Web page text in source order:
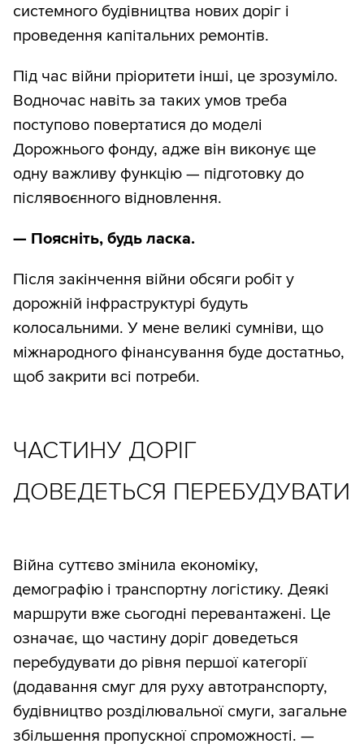
системного будівництва нових доріг і
проведення капітальних ремонтів.
Під час війни пріоритети інші, це зрозуміло.
Водночас навіть за таких умов треба
поступово повертатися до моделі
Дорожнього фонду, адже він виконує ще
одну важливу функцію — підготовку до
післявоєнного відновлення.
— Поясніть, будь ласка.
Після закінчення війни обсяги робіт у
дорожній інфраструктурі будуть
колосальними. У мене великі сумніви, що
міжнародного фінансування буде достатньо,
щоб закрити всі потреби.
ЧАСТИНУ ДОРІГ
ДОВЕДЕТЬСЯ ПЕРЕБУДУВАТИ
Війна суттєво змінила економіку,
демографію і транспортну логістику. Деякі
маршрути вже сьогодні перевантажені. Це
означає, що частину доріг доведеться
перебудувати до рівня першої категорії
(додавання смуг для руху автотранспорту,
будівництво розділювальної смуги, загальне
збільшення пропускної спроможності. —